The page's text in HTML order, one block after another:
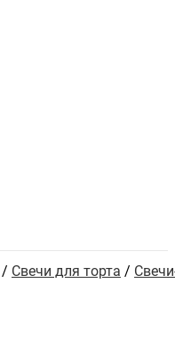
/ Свечи для торта /